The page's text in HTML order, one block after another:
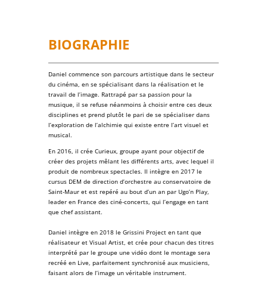
BIOGRAPHIE
Daniel commence son parcours artistique dans le secteur
du cinéma , en se spécialisant dans la réalisation et le
travail de l’image. Rattrapé par sa passion pour la
musique , il se refuse néanmoins à choisir entre ces deux
disciplines et prend plutôt le pari de se spécialiser dans
l’exploration de l’alchimie qui existe entre l’art visuel et
musical.
En 2016, il crée Curieux, groupe ayant pour objectif de
créer des projets mêlant les différents arts, avec lequel il
produit de nombreux spectacles. Il intègre en 2017 le
cursus DEM de direction d’orchestre au conservatoire de
Saint-Mauret est repéré au bout d’un an par Ugo’n Play,
leader en France des ciné-concerts, qui l’engage en tant
que chef assistant.
Daniel intègre en 2018 le Grissini Projecten tant que
réalisateur et Visual Artist, et crée pour chacun des titres
interprété par le groupe une vidéo dont le montage sera
recréé en Live, parfaitement synchronisé aux musiciens,
faisant alors de l’image un véritable instrument.